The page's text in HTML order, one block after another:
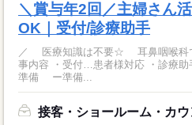
＼賞与年2回／主婦さん
OK｜受付/診療助手
／ 医療知識は不要☆ 耳鼻咽喉科で診療サ
事内容 ・受付…患者様対応 ・診療
準備 ー準備...
接客・ショールーム・カ